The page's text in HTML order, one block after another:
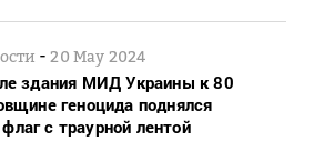
-20 May 2024
здания МИД Украины к 80
геноцида поднялся
с траурной лентой